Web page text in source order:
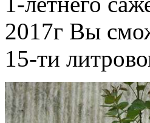
2017г Вы
15-ти